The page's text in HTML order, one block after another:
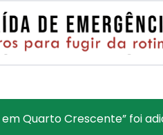
em Quarto Crescente” foi